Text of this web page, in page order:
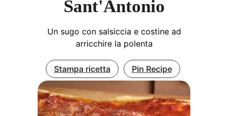
Sant'Antonio
Un sugo con salsiccia e costine ad
arricchire la polenta
Stampa ricetta Pin Recipe